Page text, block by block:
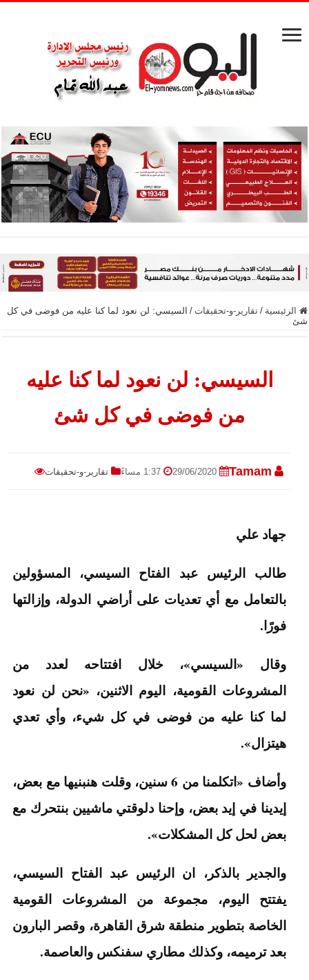
الرئيسية / تقارير-و-تحقيقات / السيسي: لن نعود لما كنا عليه من فوضى في كل
شئ
السيسي: لن نعود لما كنا عليه
من فوضى في كل شئ
Tamam
29/06/2020 1:37 مساءً تقارير-و-تحقيقات
جهاد علي
طالب الرئيس عبد الفتاح السيسي، المسؤولين
بالتعامل مع أي تعديات على أراضي الدولة، وإزالتها
فورًا.
وقال «السيسي»، خلال افتتاحه لعدد من
المشروعات القومية، اليوم الاثنين، «نحن لن نعود
لما كنا عليه من فوضى في كل شيء، وأي تعدي
هيتزال».
وأضاف «اتكلمنا من 6 سنين، وقلت هنبنيها مع بعض،
إيدينا في إيد بعض، وإحنا دلوقتي ماشيين بنتحرك مع
بعض لحل كل المشكلات».
والجدير بالذكر، ان الرئيس عبد الفتاح السيسي،
يفتتح اليوم، مجموعة من المشروعات القومية
الخاصة بتطوير منطقة شرق القاهرة، وقصر البارون
بعد ترميمه، وكذلك مطاري سفنكس والعاصمة.